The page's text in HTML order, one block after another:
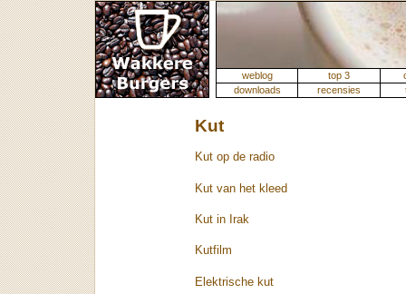
weblog top 3
downloads
recensies
Kut
Kut op de radio
Kut van het kleed
Kut in Irak
Kutfilm
Elektrische kut